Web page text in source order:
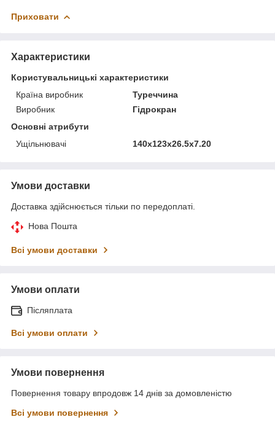
Приховати
Характеристики
Користувальницькі характеристики
Країна виробник
Туреччина
Виробник
Гідрокран
Основні атрибути
Ущільнювачі
140x123x26.5x7.20
Умови доставки
Доставка здійснюється тільки по передоплаті.
Нова Пошта
Всі умови доставки
Умови оплати
Післяплата
Всі умови оплати
Умови повернення
Повернення товару впродовж 14 днів за домовленістю
Всі умови повернення